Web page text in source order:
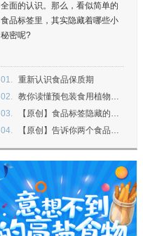
全面的认识。那么，看似简单的
食品标签里，其实隐藏着哪些小
秘密呢?
01. 重新认识食品保质期
02. 教你读懂预包装食用植物油标签
03.
【原创】食品标签隐藏的秘密
04.
【原创】告诉你两个食品标签的新知识，让你的饭桌谈资更国际化